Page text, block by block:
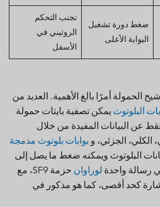
ضغط دورة تشغيل
البوابة الأعلى
تجنب التحكم
الروتيني في
الأسفل
الحمولة أمرًا بالغ الأهمية. العديد من
البلوتوث يمكن تصفية بايتات حمولة
فقط عن البيانات المفيدة من خلال
الجزئي، و بوابات بلوتوث مدمجة
البلوتوث ويمكنه ضغط ما يصل إلى
لوراوان
حزمة SF9، مع
إشارة كحد أقصى، كما هو مذكور في